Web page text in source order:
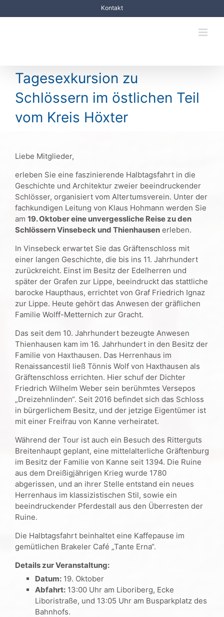
Inhalt
Kontakt
Tagesexkursion zu
Schlössern im östlichen Teil
vom Kreis Höxter
Liebe Mitglieder,
erleben Sie eine faszinierende Halbtagsfahrt in die
Geschichte und Architektur zweier beeindruckender
Schlösser, organisiert vom Altertumsverein. Unter der
fachkundigen Leitung von Klaus Hohmann werden Sie
am 19. Oktober eine unvergessliche Reise zu den
Schlössern Vinsebeck und Thienhausen erleben.
In Vinsebeck erwartet Sie das Gräftenschloss mit
einer langen Geschichte, die bis ins 11. Jahrhundert
zurückreicht. Einst im Besitz der Edelherren und
später der Grafen zur Lippe, beeindruckt das stattliche
barocke Haupthaus, errichtet von Graf Friedrich Ignaz
zur Lippe. Heute gehört das Anwesen der gräflichen
Familie Wolff-Metternich zur Gracht.
Das seit dem 10. Jahrhundert bezeugte Anwesen
Thienhausen kam im 16. Jahrhundert in den Besitz der
Familie von Haxthausen. Das Herrenhaus im
Renaissancestil ließ Tönnis Wolf von Haxthausen als
Gräftenschloss errichten. Hier schuf der Dichter
Friedrich Wilhelm Weber sein berühmtes Versepos
„Dreizehnlinden“. Seit 2016 befindet sich das Schloss
in bürgerlichem Besitz, und der jetzige Eigentümer ist
mit einer Freifrau von Kanne verheiratet.
Während der Tour ist auch ein Besuch des Ritterguts
Breitenhaupt geplant, eine mittelalterliche Gräftenburg
im Besitz der Familie von Kanne seit 1394. Die Ruine
aus dem Dreißigjährigen Krieg wurde 1780
abgerissen, und an ihrer Stelle entstand ein neues
Herrenhaus im klassizistischen Stil, sowie ein
beeindruckender Pferdestall aus den Überresten der
Ruine.
Die Halbtagsfahrt beinhaltet eine Kaffepause im
gemütlichen Brakeler Café „Tante Erna“.
Details zur Veranstaltung:
Datum: 19. Oktober
Abfahrt: 13:00 Uhr am Liboriberg, Ecke
Liboristraße, und 13:05 Uhr am Busparkplatz des
Bahnhofs.